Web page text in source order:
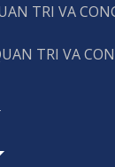
TRI VA
TRI VA